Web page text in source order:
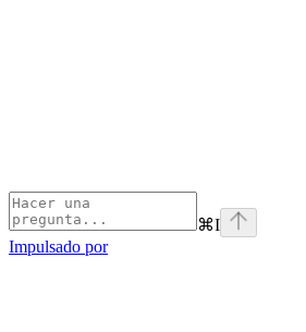
⌘I
Impulsado por